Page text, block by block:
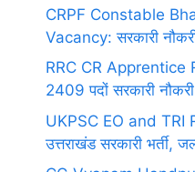
CRPF Constable
Vacancy: सरकारी
RRC CR Apprentice
2409 पदों सरकारी नौकरी
UKPSC EO and
उत्तराखंड सरकारी भर्ती,